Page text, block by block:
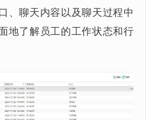
、聊天内容以及聊天过程中
地了解员工的工作状态和行